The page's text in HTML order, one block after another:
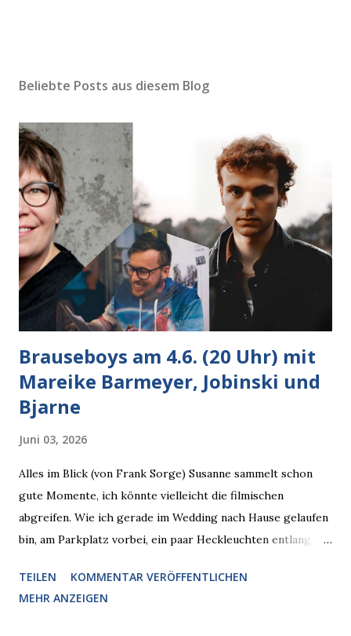
Beliebte Posts aus diesem Blog
Brauseboys am 4.6. (20 Uhr) mit
Mareike Barmeyer, Jobinski und
Bjarne
Juni 03, 2026
Alles im Blick (von Frank Sorge) Susanne sammelt schon
gute Momente, ich könnte vielleicht die filmischen
abgreifen. Wie ich gerade im Wedding nach Hause gelaufen
bin, am Parkplatz vorbei, ein paar Heckleuchten entlang, als
den Blick kam, mit verlockend frisch leuchtenden
Pizzastücken. Von links pirschte sich eine Krähe an das
TEILEN
KOMMENTAR VERÖFFENTLICHEN
MEHR ANZEIGEN